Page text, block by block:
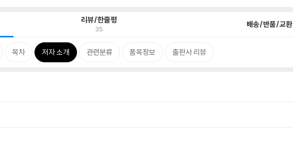
리뷰/한줄평
35 배송/반품/교환
목차 저자 소개 관련분류 품목정보 출판사 리뷰